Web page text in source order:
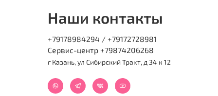
Наши контакты
+79178984294 / +79172728981
Сервис-центр +79874206268
г Казань, ул Сибирский Тракт, д 34 к 12